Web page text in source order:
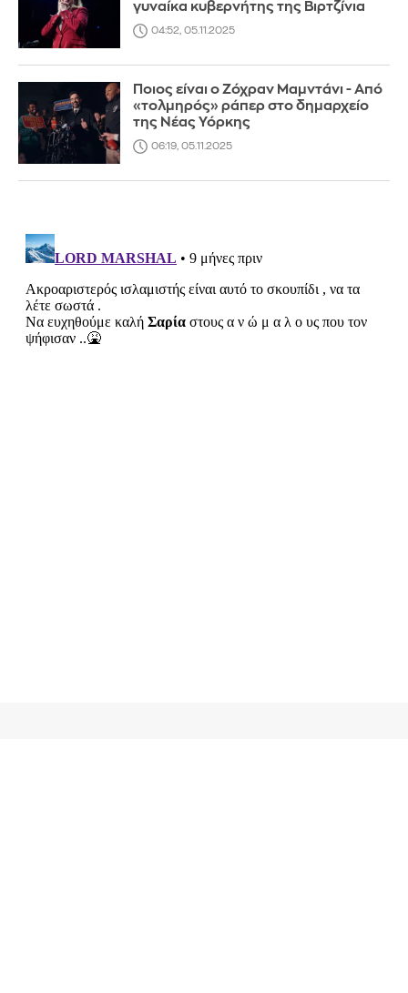
γυναίκα κυβερνήτης της Βιρτζίνια
04:52, 05.11.2025
Ποιος είναι ο Ζόχραν Μαμντάνι - Από
«τολμηρός» ράπερ στο δημαρχείο
της Νέας Υόρκης
06:19, 05.11.2025